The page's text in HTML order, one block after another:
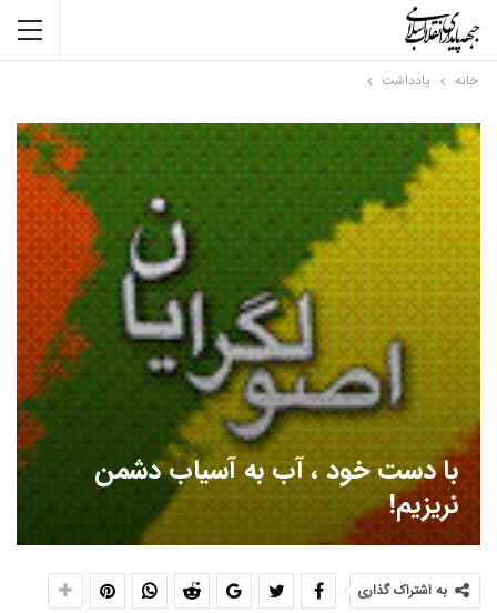
خانه یادداشت
با دست خود ، آب به آسیاب دشمن
نریزیم!
به اشتراک گذاری